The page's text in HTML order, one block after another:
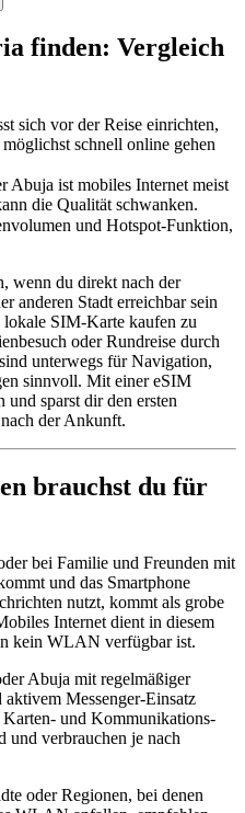
finden: Vergleich
sich vor der Reise einrichten,
schnell online gehen
Abuja ist mobiles Internet meist
die Qualität schwanken.
und Hotspot-Funktion,
wenn du direkt nach der
anderen Stadt erreichbar sein
lokale SIM-Karte kaufen zu
oder Rundreise durch
unterwegs für Navigation,
sinnvoll. Mit einer eSIM
und sparst dir den ersten
der Ankunft.
brauchst du für
bei Familie und Freunden mit
und das Smartphone
nutzt, kommt als grobe
Internet dient in diesem
kein WLAN verfügbar ist.
Abuja mit regelmäßiger
Messenger-Einsatz
und Kommunikations-
verbrauchen je nach
oder Regionen, bei denen